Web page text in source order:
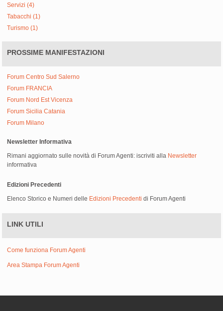
Servizi (4)
Tabacchi (1)
Turismo (1)
PROSSIME MANIFESTAZIONI
Forum Centro Sud Salerno
Forum FRANCIA
Forum Nord Est Vicenza
Forum Sicilia Catania
Forum Milano
Newsletter Informativa
Rimani aggiornato sulle novità di Forum Agenti: iscriviti alla Newsletter
informativa
Edizioni Precedenti
Elenco Storico e Numeri delle Edizioni Precedenti di Forum Agenti
LINK UTILI
Come funziona Forum Agenti
Area Stampa Forum Agenti